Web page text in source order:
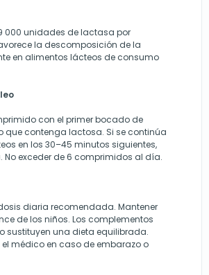
000 unidades de lactasa por
la descomposición de la
en alimentos lácteos de consumo
con el primer bocado de
que contenga lactosa. Si se continúa
en los 30–45 minutos siguientes,
No exceder de 6 comprimidos al día.
diaria recomendada. Mantener
de los niños. Los complementos
sustituyen una dieta equilibrada.
médico en caso de embarazo o